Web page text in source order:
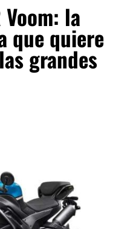
la
que quiere
grandes